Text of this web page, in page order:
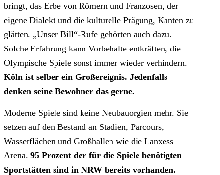
bringt, das Erbe von Römern und Franzosen, der
eigene Dialekt und die kulturelle Prägung, Kanten zu
glätten. „Unser Bill“-Rufe gehörten auch dazu.
Solche Erfahrung kann Vorbehalte entkräften, die
Olympische Spiele sonst immer wieder verhindern.
Köln ist selber ein Großereignis. Jedenfalls
denken seine Bewohner das gerne.
Moderne Spiele sind keine Neubauorgien mehr. Sie
setzen auf den Bestand an Stadien, Parcours,
Wasserflächen und Großhallen wie die Lanxess
Arena. 95 Prozent der für die Spiele benötigten
Sportstätten sind in NRW bereits vorhanden.